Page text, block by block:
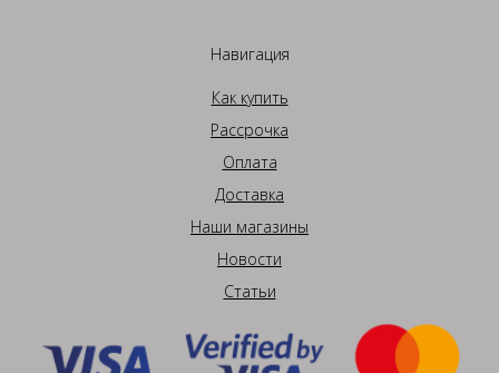
Навигация
Как купить
Рассрочка
Оплата
Доставка
Наши магазины
Новости
Статьи